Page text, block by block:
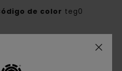
de color teg0
Algodón reciclado